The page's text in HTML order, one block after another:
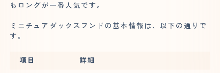
もロングが一番人気です。
ミニチュアダックスフンドの基本情報は、以下の通りで
す。
項目 詳細